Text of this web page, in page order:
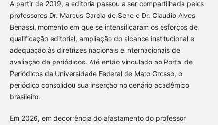
A partir de 2019, a editoria passou a ser compartilhada pelos
professores Dr. Marcus Garcia de Sene e Dr. Claudio Alves
Benassi, momento em que se intensificaram os esforços de
qualificação editorial, ampliação do alcance institucional e
adequação às diretrizes nacionais e internacionais de
avaliação de periódicos. Até então vinculado ao Portal de
Periódicos da Universidade Federal de Mato Grosso, o
periódico consolidou sua inserção no cenário acadêmico
brasileiro.
Em 2026, em decorrência do afastamento do professor